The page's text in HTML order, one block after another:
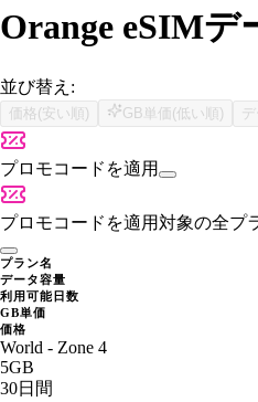
Orange eSIMデ
並び替え:
価格(安い順) GB単価(低い順)
プロモコードを適用
プロモコードを適用対象の全プ
プラン名
データ容量
利用可能日数
GB単価
価格
World - Zone 4
5GB
30日間